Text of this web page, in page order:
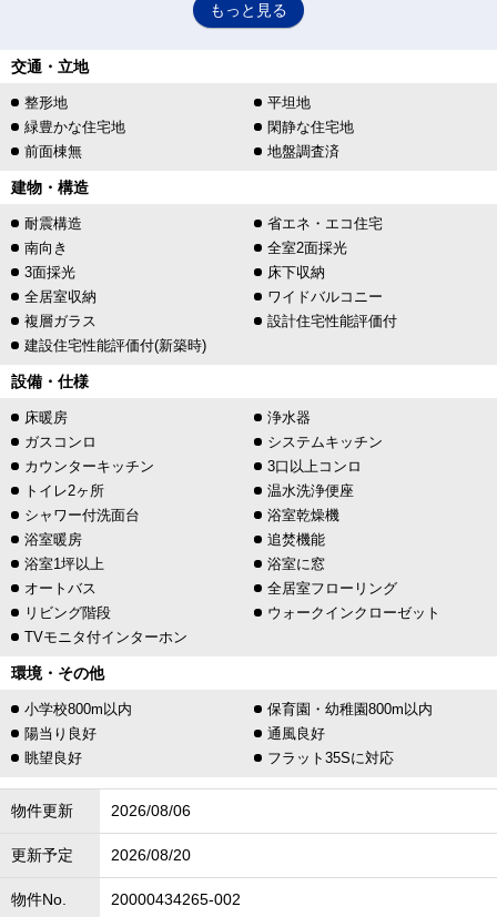
もっと見る
交通・立地
整形地
平坦地
緑豊かな住宅地
閑静な住宅地
前面棟無
地盤調査済
建物・構造
耐震構造
省エネ・エコ住宅
南向き
全室2面採光
3面採光
床下収納
全居室収納
ワイドバルコニー
複層ガラス
設計住宅性能評価付
建設住宅性能評価付(新築時)
設備・仕様
床暖房
浄水器
ガスコンロ
システムキッチン
カウンターキッチン
3口以上コンロ
トイレ2ヶ所
温水洗浄便座
シャワー付洗面台
浴室乾燥機
浴室暖房
追焚機能
浴室1坪以上
浴室に窓
オートバス
全居室フローリング
リビング階段
ウォークインクローゼット
TVモニタ付インターホン
環境・その他
小学校800m以内
保育園・幼稚園800m以内
陽当り良好
通風良好
眺望良好
フラット35Sに対応
物件更新 2026/08/06
更新予定 2026/08/20
物件No. 20000434265-002